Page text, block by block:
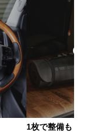
1枚で整備も 車